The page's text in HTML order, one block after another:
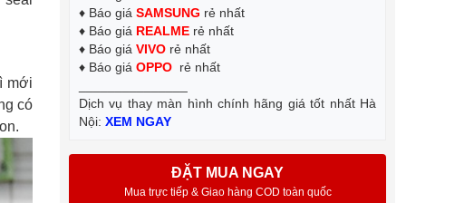
mới
có
♦ Báo giá SAMSUNG rẻ nhất
♦ Báo giá REALME rẻ nhất
♦ Báo giá VIVO rẻ nhất
♦ Báo giá OPPO rẻ nhất
Dịch vụ thay màn hình chính hãng giá tốt nhất Hà
Nội: XEM NGAY
ĐẶT MUA NGAY
Mua trực tiếp & Giao hàng COD toàn quốc